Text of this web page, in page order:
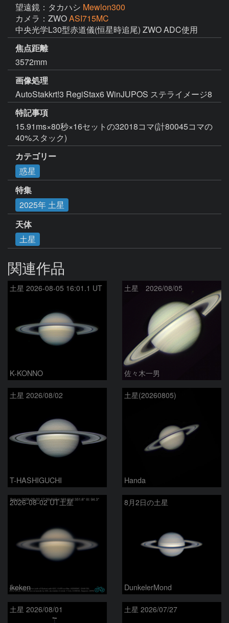
望遠鏡：タカハシ Mewlon300
カメラ：ZWOASI715MC
中央光学L30型赤道儀(恒星時追尾) ZWO ADC使用
焦点距離
3572mm
画像処理
AutoStakkrt!3 RegiStax6 WinJUPOS ステライメージ8
特記事項
15.91ms×80秒×16セットの32018コマ(計80045コマの
40%スタック)
カテゴリー
惑星
特集
2025年 土星
天体
土星
関連作品
土星 2026-08-05 16:01.1 UT
K-KONNO
土星 2026/08/05
佐々木一男
土星 2026/08/02
T-HASHIGUCHI
土星(20260805)
Handa
2026-08-02 UT土星
ikeken
8月2日の土星
DunkelerMond
土星 2026/08/01 土星 2026/07/27